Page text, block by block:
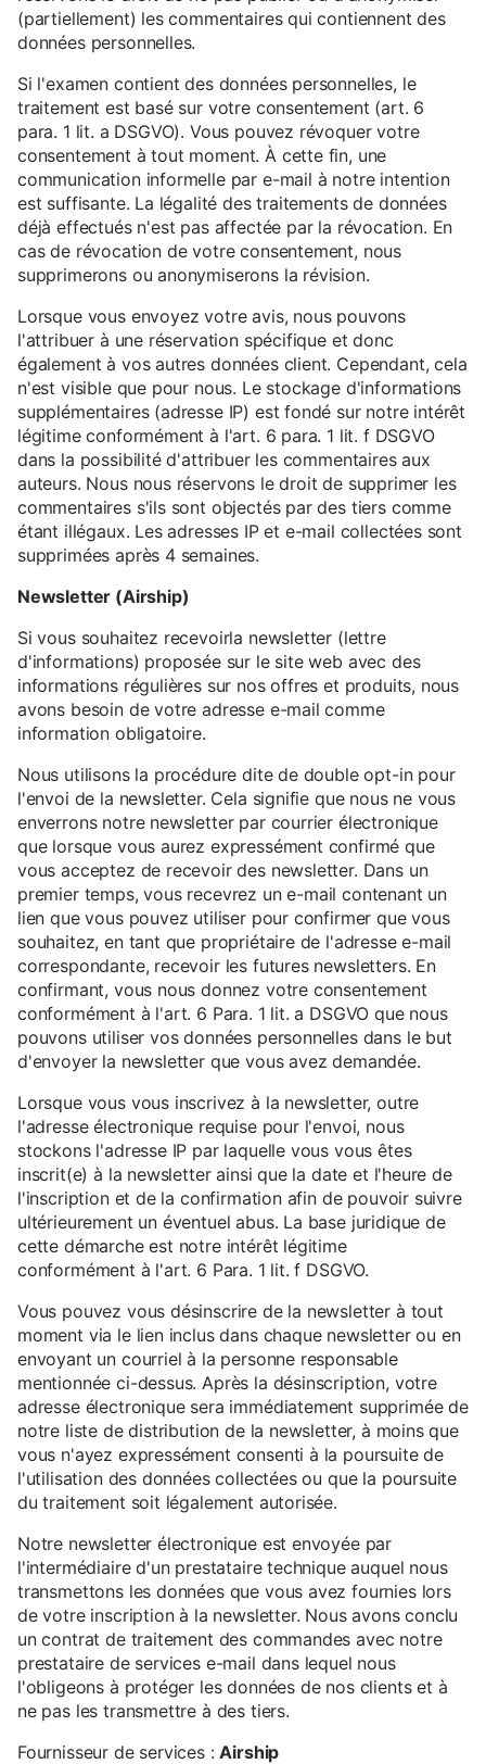
(partiellement) les commentaires qui contiennent des
données personnelles.
Si l'examen contient des données personnelles, le
traitement est basé sur votre consentement (art. 6
para. 1 lit. a DSGVO). Vous pouvez révoquer votre
consentement à tout moment. À cette fin, une
communication informelle par e-mail à notre intention
est suffisante. La légalité des traitements de données
déjà effectués n'est pas affectée par la révocation. En
cas de révocation de votre consentement, nous
supprimerons ou anonymiserons la révision.
Lorsque vous envoyez votre avis, nous pouvons
l'attribuer à une réservation spécifique et donc
également à vos autres données client. Cependant, cela
n'est visible que pour nous. Le stockage d'informations
supplémentaires (adresse IP) est fondé sur notre intérêt
légitime conformément à l'art. 6 para. 1 lit. f DSGVO
dans la possibilité d'attribuer les commentaires aux
auteurs. Nous nous réservons le droit de supprimer les
commentaires s'ils sont objectés par des tiers comme
étant illégaux. Les adresses IP et e-mail collectées sont
supprimées après 4 semaines.
Newsletter (Airship)
Si vous souhaitez recevoirla newsletter (lettre
d'informations) proposée sur le site web avec des
informations régulières sur nos offres et produits, nous
avons besoin de votre adresse e-mail comme
information obligatoire.
Nous utilisons la procédure dite de double opt-in pour
l'envoi de la newsletter. Cela signifie que nous ne vous
enverrons notre newsletter par courrier électronique
que lorsque vous aurez expressément confirmé que
vous acceptez de recevoir des newsletter. Dans un
premier temps, vous recevrez un e-mail contenant un
lien que vous pouvez utiliser pour confirmer que vous
souhaitez, en tant que propriétaire de l'adresse e-mail
correspondante, recevoir les futures newsletters. En
confirmant, vous nous donnez votre consentement
conformément à l'art. 6 Para. 1 lit. a DSGVO que nous
pouvons utiliser vos données personnelles dans le but
d'envoyer la newsletter que vous avez demandée.
Lorsque vous vous inscrivez à la newsletter, outre
l'adresse électronique requise pour l'envoi, nous
stockons l'adresse IP par laquelle vous vous êtes
inscrit(e) à la newsletter ainsi que la date et l'heure de
l'inscription et de la confirmation afin de pouvoir suivre
ultérieurement un éventuel abus. La base juridique de
cette démarche est notre intérêt légitime
conformément à l'art. 6 Para. 1 lit. f DSGVO.
Vous pouvez vous désinscrire de la newsletter à tout
moment via le lien inclus dans chaque newsletter ou en
envoyant un courriel à la personne responsable
mentionnée ci-dessus. Après la désinscription, votre
adresse électronique sera immédiatement supprimée de
notre liste de distribution de la newsletter, à moins que
vous n'ayez expressément consenti à la poursuite de
l'utilisation des données collectées ou que la poursuite
du traitement soit légalement autorisée.
Notre newsletter électronique est envoyée par
l'intermédiaire d'un prestataire technique auquel nous
transmettons les données que vous avez fournies lors
de votre inscription à la newsletter. Nous avons conclu
un contrat de traitement des commandes avec notre
prestataire de services e-mail dans lequel nous
l'obligeons à protéger les données de nos clients et à
ne pas les transmettre à des tiers.
Fournisseur de services :Airship